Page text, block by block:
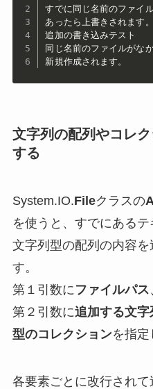
すでに同じ名前のファイ
あったら上書きされます。
追加の書き込みテスト
同じ名前のファイルがな
新規作成されます。
文字列の配列やコレ
する
System.IO.Fileクラスの
を使うと、すでにある
文字列型の配列の内容
す。
第１引数にファイルパス
第２引数に追加する文字
型のコレクションを指定
各要素ごとに改行されて